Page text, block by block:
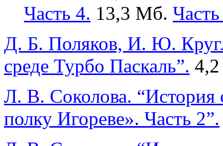
Часть 4. 13,3 Мб.
Д. Б. Поляков, И. Ю.
среде Турбо Паскаль”.
Л. В. Соколова. “История
полку Игореве». Часть 2”.